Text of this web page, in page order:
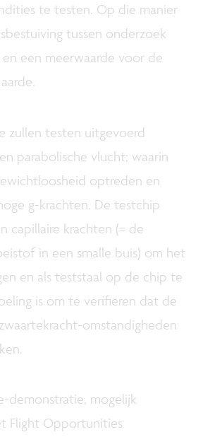
te testen. Op die manier
tussen onderzoek
een meerwaarde voor de
zullen testen uitgevoerd
parabolische vlucht; waarin
optreden en
g-krachten. De testchip
capillaire krachten (= de
in een smalle buis) om het
en als teststaal op de chip te
is om te verifiëren dat de
omstandigheden
demonstratie, mogelijk
Flight Opportunities